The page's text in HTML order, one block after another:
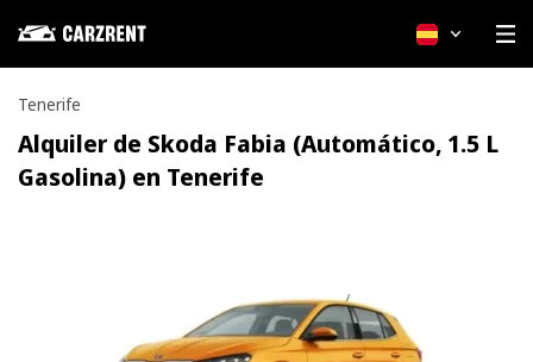
Español
Tenerife
Alquiler de Skoda Fabia (Automático, 1.5 L
Gasolina) en Tenerife